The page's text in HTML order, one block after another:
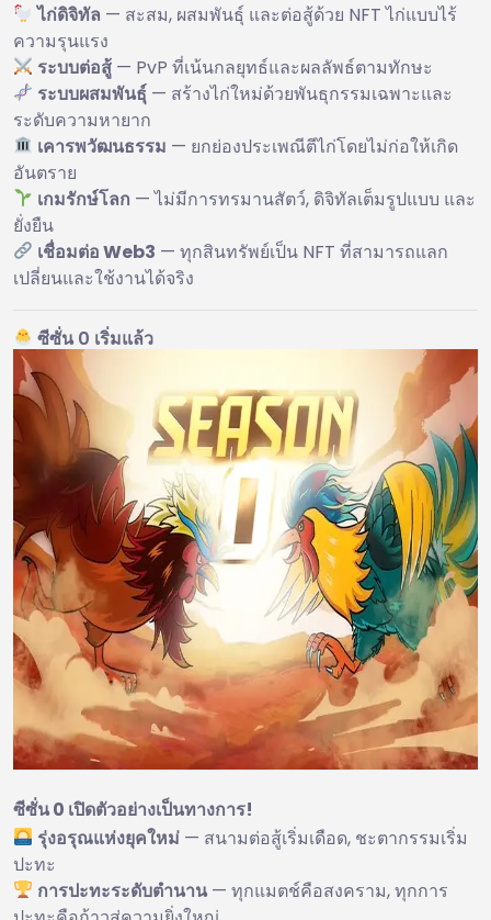
ไก่ดิจิทัล — สะสม, ผสมพันธุ์ และต่อสู้ด้วย NFT ไก่แบบไร้
ความรุนแรง
ระบบต่อสู้ — PvP ที่เน้นกลยุทธ์และผลลัพธ์ตามทักษะ
ระบบผสมพันธุ์ — สร้างไก่ใหม่ด้วยพันธุกรรมเฉพาะและ
ระดับความหายาก
เคารพวัฒนธรรม — ยกย่องประเพณีตีไก่โดยไม่ก่อให้เกิด
อันตราย
เกมรักษ์โลก — ไม่มีการทรมานสัตว์, ดิจิทัลเต็มรูปแบบ และ
ยั่งยืน
เชื่อมต่อ Web3 — ทุกสินทรัพย์เป็น NFT ที่สามารถแลก
เปลี่ยนและใช้งานได้จริง
ซีซั่น 0 เริ่มแล้ว
ซีซั่น 0 เปิดตัวอย่างเป็นทางการ!
รุ่งอรุณแห่งยุคใหม่ — สนามต่อสู้เริ่มเดือด, ชะตากรรมเริ่ม
ปะทะ
การปะทะระดับตำนาน — ทุกแมตช์คือสงคราม, ทุกการ